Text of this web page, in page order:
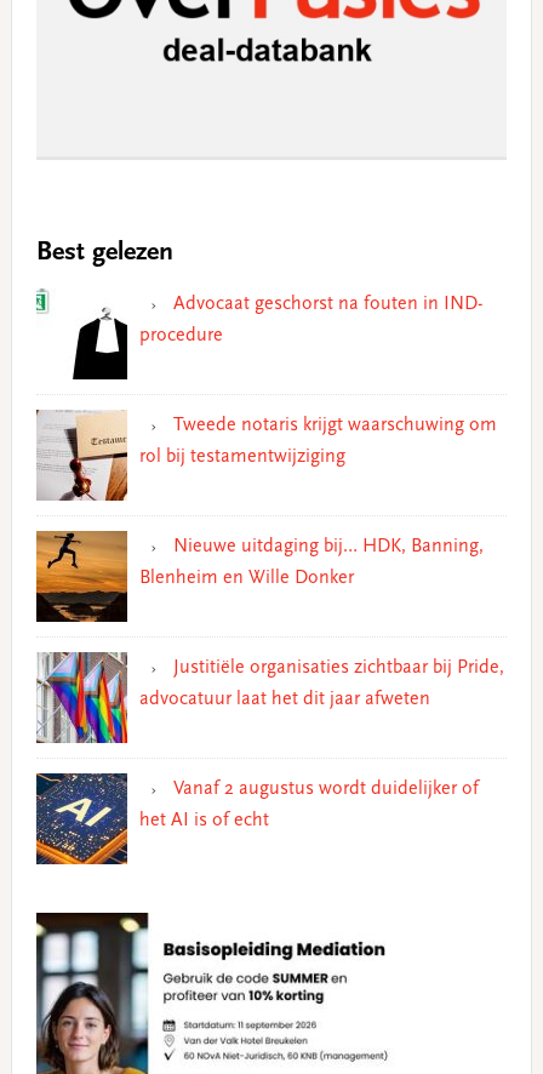
Best gelezen
Advocaat geschorst na fouten in IND-
procedure
Tweede notaris krijgt waarschuwing om
rol bij testamentwijziging
Nieuwe uitdaging bij… HDK, Banning,
Blenheim en Wille Donker
Justitiële organisaties zichtbaar bij Pride,
advocatuur laat het dit jaar afweten
Vanaf 2 augustus wordt duidelijker of
het AI is of echt